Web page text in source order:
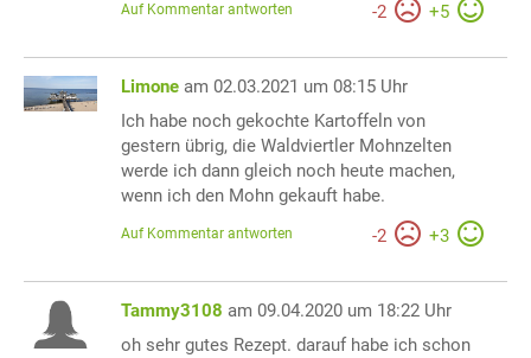
-2 +5
Auf Kommentar antworten
Limone am 02.03.2021 um 08:15 Uhr
Ich habe noch gekochte Kartoffeln von
gestern übrig, die Waldviertler Mohnzelten
werde ich dann gleich noch heute machen,
wenn ich den Mohn gekauft habe.
-2 +3
Auf Kommentar antworten
Tammy3108 am 09.04.2020 um 18:22 Uhr
oh sehr gutes Rezept. darauf habe ich schon